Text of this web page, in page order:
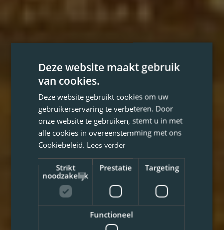
Deze website maakt gebruik
van cookies.
Deze website gebruikt cookies om uw
gebruikerservaring te verbeteren. Door
onze website te gebruiken, stemt u in met
alle cookies in overeenstemming met ons
Cookiebeleid. Lees verder
Strikt
noodzakelijk
Prestatie Targeting
Functioneel